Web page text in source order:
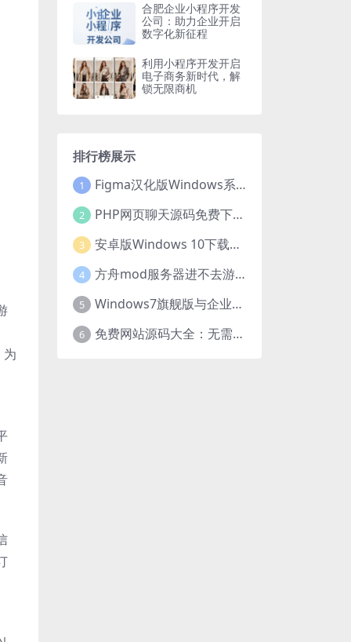
为
合肥企业小程序开发
公司：助力企业开启
数字化新征程
利用小程序开发开启
电子商务新时代，解
锁无限商机
排行榜展示
1 Figma汉化版Windows系统下载安装全攻略
2 PHP网页聊天源码免费下载，开启便捷在线聊天开发之旅
3 安卓版Windows 10下载安装全攻略
4 方舟mod服务器进不去游戏？这些原因和解决办法你得知道
5 Windows7旗舰版与企业版大揭秘：差异之处全知晓
6 免费网站源码大全：无需下载，海量资源轻松获取